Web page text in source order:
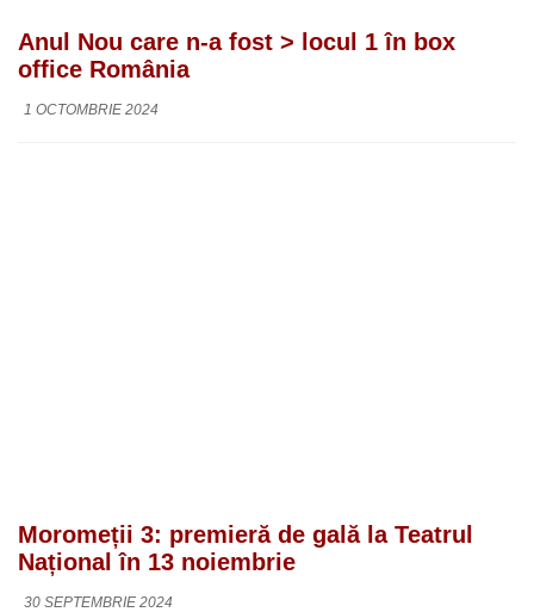
Anul Nou care n-a fost > locul 1 în box
office România
1 OCTOMBRIE 2024
Moromeții 3: premieră de gală la Teatrul
Național în 13 noiembrie
30 SEPTEMBRIE 2024